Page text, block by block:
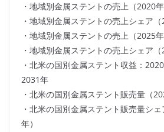
・地域別金属ステントの売上（2020年
・地域別金属ステントの売上シェア（
・地域別金属ステントの売上（2025年
・地域別金属ステントの売上シェア（
・北米の国別金属ステント収益：
2031年
・北米の国別金属ステント販売量（
・北米の国別金属ステント販売量シ
年）